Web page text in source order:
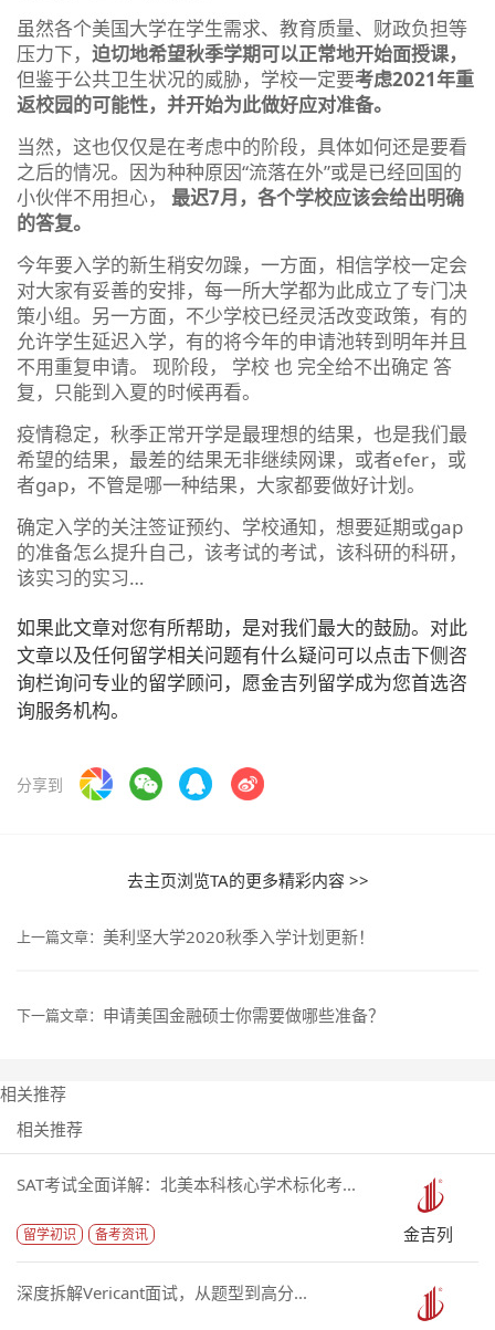
虽然各个美国大学在学生需求、教育质量、财政负担等
压力下， 迫切地希望秋季学期可以正常地开始面授课，
但鉴于公共卫生状况的威胁，学校一定要考虑2021年重
返校园的可能性，并开始为此做好应对准备。
当然，这也仅仅是在考虑中的阶段，具体如何还是要看
之后的情况。因为种种原因“流落在外”或是已经回国的
小伙伴不用担心， 最迟7月，各个学校应该会给出明确
的答复。
今年要入学的新生稍安勿躁，一方面，相信学校一定会
对大家有妥善的安排，每一所大学都为此成立了专门决
策小组。另一方面，不少学校已经灵活改变政策，有的
允许学生延迟入学，有的将今年的申请池转到明年并且
不用重复申请。 现阶段， 学校 也 完全给不出确定 答
复，只能到入夏的时候再看。
疫情稳定，秋季正常开学是最理想的结果，也是我们最
希望的结果，最差的结果无非继续网课，或者efer，或
者gap，不管是哪一种结果，大家都要做好计划。
确定入学的关注签证预约、学校通知，想要延期或gap
的准备怎么提升自己，该考试的考试，该科研的科研，
该实习的实习…
如果此文章对您有所帮助，是对我们最大的鼓励。对此
文章以及任何留学相关问题有什么疑问可以点击下侧咨
询栏询问专业的留学顾问，愿金吉列留学成为您首选咨
询服务机构。
分享到
去主页浏览TA的更多精彩内容 >>
上一篇文章： 美利坚大学2020秋季入学计划更新！
下一篇文章： 申请美国金融硕士你需要做哪些准备？
相关推荐
相关推荐
SAT考试全面详解：北美本科核心学术标化考...
留学初识 备考资讯 金吉列
深度拆解Vericant面试，从题型到高分...